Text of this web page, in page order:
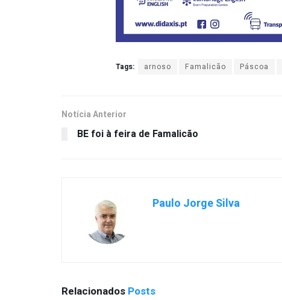
Tags: arnoso Famalicão Páscoa
Notícia Anterior
BE foi à feira de Famalicão
Paulo Jorge Silva
Relacionados Posts